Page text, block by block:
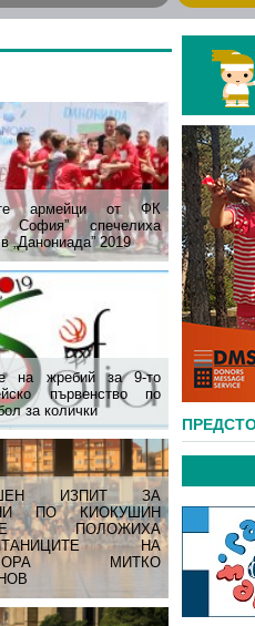
армейци от ФК
София” спечелиха
„Данониада” 2019
на жребий за 9-то
първенство по
за колички
ИЗПИТ ЗА
ПО КИОКУШИН
ПОЛОЖИХА
НА
МИТКО